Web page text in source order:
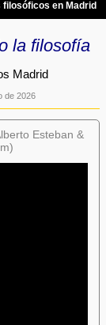
la filosofía
Madrid
de 2026
Esteban &